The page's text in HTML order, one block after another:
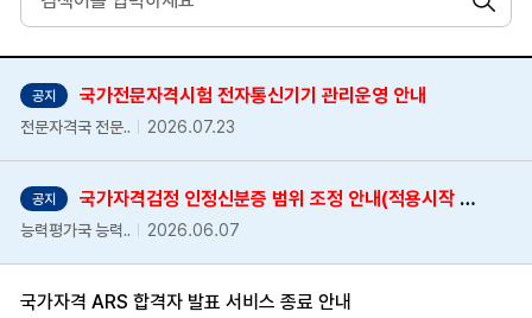
검색
공지 국가전문자격시험 전자통신기기 관리운영 안내
전문자격국 전문.. 2026.07.23
공지 국가자격검정 인정신분증 범위 조정 안내(적용시작 2026.3.14.~)
능력평가국 능력.. 2026.06.07
국가자격 ARS 합격자 발표 서비스 종료 안내